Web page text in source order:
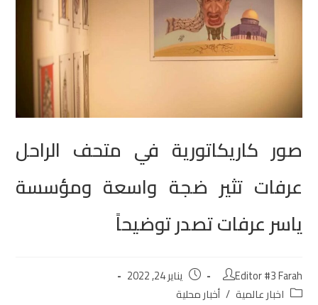
صور كاريكاتورية في متحف الراحل
عرفات تثير ضجة واسعة ومؤسسة
ياسر عرفات تصدر توضيحاً
Editor #3 Farah
يناير 24, 2022
اخبار عالمية / أخبار محلية